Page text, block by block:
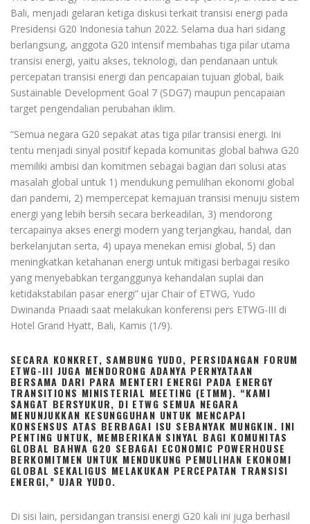
Bali, menjadi gelaran ketiga diskusi terkait transisi energi pada
Presidensi G20 Indonesia tahun 2022. Selama dua hari sidang
berlangsung, anggota G20 intensif membahas tiga pilar utama
transisi energi, yaitu akses, teknologi, dan pendanaan untuk
percepatan transisi energi dan pencapaian tujuan global, baik
Sustainable Development Goal 7 (SDG7) maupun pencapaian
target pengendalian perubahan iklim.
“Semua negara G20 sepakat atas tiga pilar transisi energi. Ini
tentu menjadi sinyal positif kepada komunitas global bahwa G20
memiliki ambisi dan komitmen sebagai bagian dari solusi atas
masalah global untuk 1) mendukung pemulihan ekonomi global
dari pandemi, 2) mempercepat kemajuan transisi menuju sistem
energi yang lebih bersih secara berkeadilan, 3) mendorong
tercapainya akses energi modern yang terjangkau, handal, dan
berkelanjutan serta, 4) upaya menekan emisi global, 5) dan
meningkatkan ketahanan energi untuk mitigasi berbagai resiko
yang menyebabkan terganggunya kehandalan suplai dan
ketidakstabilan pasar energi” ujar Chair of ETWG, Yudo
Dwinanda Priaadi saat melakukan konferensi pers ETWG-III di
Hotel Grand Hyatt, Bali, Kamis (1/9).
SECARA KONKRET, SAMBUNG YUDO, PERSIDANGAN FORUM
ETWG-III JUGA MENDORONG ADANYA PERNYATAAN
BERSAMA DARI PARA MENTERI ENERGI PADA ENERGY
TRANSITIONS MINISTERIAL MEETING (ETMM). “KAMI
SANGAT BERSYUKUR, DI ETWG SEMUA NEGARA
MENUNJUKKAN KESUNGGUHAN UNTUK MENCAPAI
KONSENSUS ATAS BERBAGAI ISU SEBANYAK MUNGKIN. INI
PENTING UNTUK, MEMBERIKAN SINYAL BAGI KOMUNITAS
GLOBAL BAHWA G20 SEBAGAI ECONOMIC POWERHOUSE
BERKOMITMEN UNTUK MENDUKUNG PEMULIHAN EKONOMI
GLOBAL SEKALIGUS MELAKUKAN PERCEPATAN TRANSISI
ENERGI,” UJAR YUDO.
Di sisi lain, persidangan transisi energi G20 kali ini juga berhasil